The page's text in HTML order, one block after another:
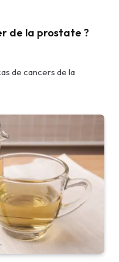
de la prostate ?
de cancers de la